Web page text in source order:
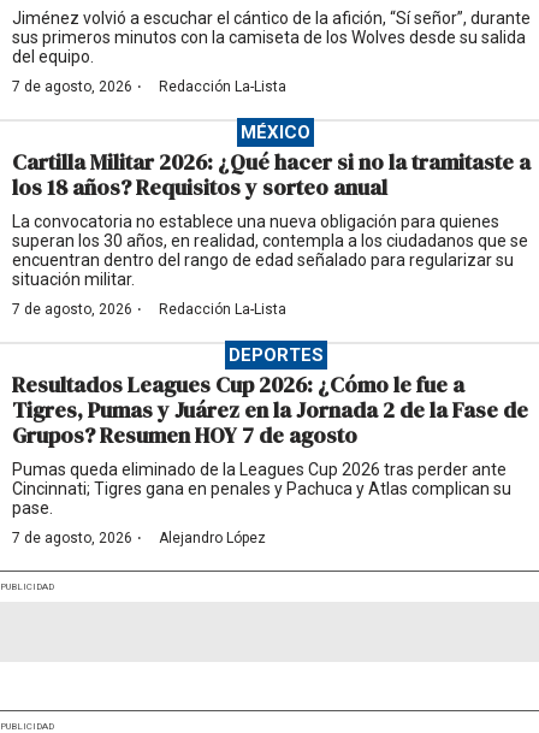
Jiménez volvió a escuchar el cántico de la afición, “Sí señor”, durante
sus primeros minutos con la camiseta de los Wolves desde su salida
del equipo.
7 de agosto, 2026 · Redacción La-Lista
MÉXICO
Cartilla Militar 2026: ¿Qué hacer si no la tramitaste a
los 18 años? Requisitos y sorteo anual
La convocatoria no establece una nueva obligación para quienes
superan los 30 años, en realidad, contempla a los ciudadanos que se
encuentran dentro del rango de edad señalado para regularizar su
situación militar.
7 de agosto, 2026 · Redacción La-Lista
DEPORTES
Resultados Leagues Cup 2026: ¿Cómo le fue a
Tigres, Pumas y Juárez en la Jornada 2 de la Fase de
Grupos? Resumen HOY 7 de agosto
Pumas queda eliminado de la Leagues Cup 2026 tras perder ante
Cincinnati; Tigres gana en penales y Pachuca y Atlas complican su
pase.
7 de agosto, 2026 · Alejandro López
PUBLICIDAD
PUBLICIDAD